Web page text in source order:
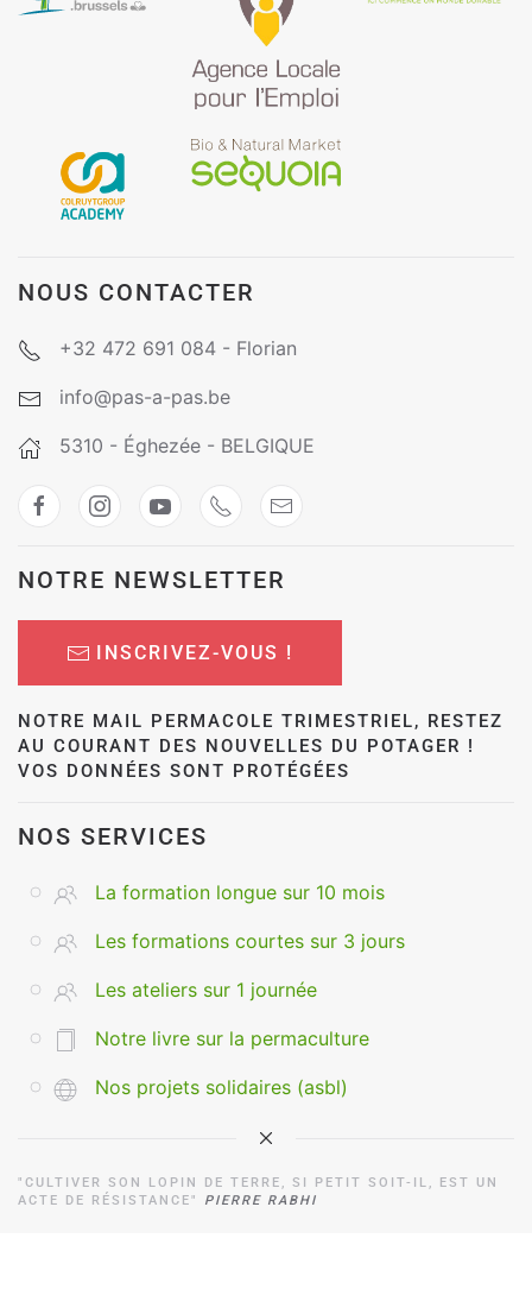
NOUS CONTACTER
+32 472 691 084 - Florian
info@pas-a-pas.be
5310 - Éghezée - BELGIQUE
NOTRE NEWSLETTER
INSCRIVEZ-VOUS !
NOTRE MAIL PERMACOLE TRIMESTRIEL, RESTEZ
AU COURANT DES NOUVELLES DU POTAGER !
VOS DONNÉES SONT PROTÉGÉES
NOS SERVICES
La formation longue sur 10 mois
Les formations courtes sur 3 jours
Les ateliers sur 1 journée
Notre livre sur la permaculture
Nos projets solidaires (asbl)
"CULTIVER SON LOPIN DE TERRE, SI PETIT SOIT-IL, EST UN
ACTE DE RÉSISTANCE" PIERRE RABHI